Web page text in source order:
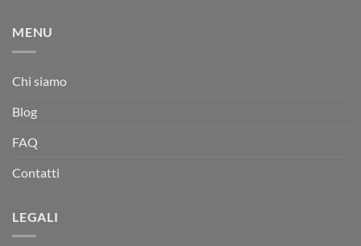
MENU
Chi siamo
Blog
FAQ
Contatti
LEGALI